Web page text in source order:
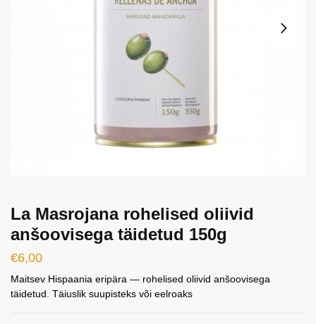
La Masrojana rohelised oliivid
anšoovisega täidetud 150g
€6,00
Maitsev Hispaania eripära — rohelised oliivid anšoovisega
täidetud. Täiuslik suupisteks või eelroaks